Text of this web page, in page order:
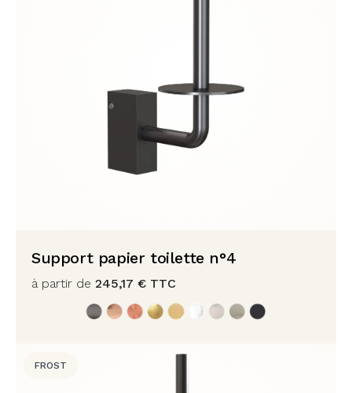
Support papier toilette n°4
à partir de 245,17 € TTC
FROST